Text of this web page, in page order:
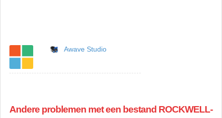
Awave Studio
Andere problemen met een bestand ROCKWELL-